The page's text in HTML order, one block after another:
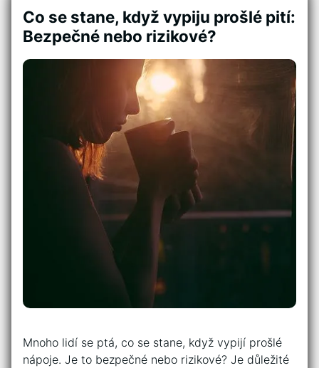
Co se stane, když vypiju prošlé pití:
Bezpečné nebo rizikové?
Mnoho lidí se ptá, co se stane, když vypijí prošlé
nápoje. Je to bezpečné nebo rizikové? Je důležité